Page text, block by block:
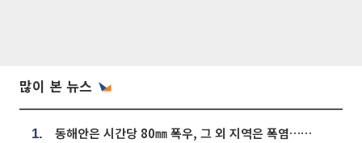
많이 본 뉴스
1. 동해안은 시간당 80㎜ 폭우, 그 외 지역은 폭염…‘극과 극 날씨’